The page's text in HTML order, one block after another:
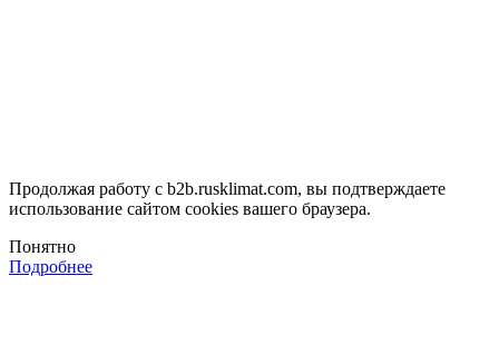
Продолжая работу с b2b.rusklimat.com, вы подтверждаете
использование сайтом cookies вашего браузера.
Понятно
Подробнее